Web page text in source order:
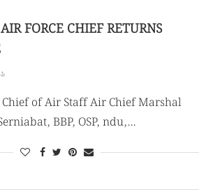
FORCE CHIEF RETURNS
Chief of Air Staff Air Chief Marshal
BBP, OSP, ndu,…